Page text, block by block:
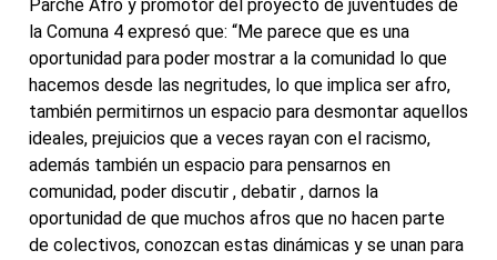
Parche Afro y promotor del proyecto de juventudes de
la Comuna 4 expresó que: “Me parece que es una
oportunidad para poder mostrar a la comunidad lo que
hacemos desde las negritudes, lo que implica ser afro,
también permitirnos un espacio para desmontar aquellos
ideales, prejuicios que a veces rayan con el racismo,
además también un espacio para pensarnos en
comunidad, poder discutir , debatir , darnos la
oportunidad de que muchos afros que no hacen parte
de colectivos, conozcan estas dinámicas y se unan para